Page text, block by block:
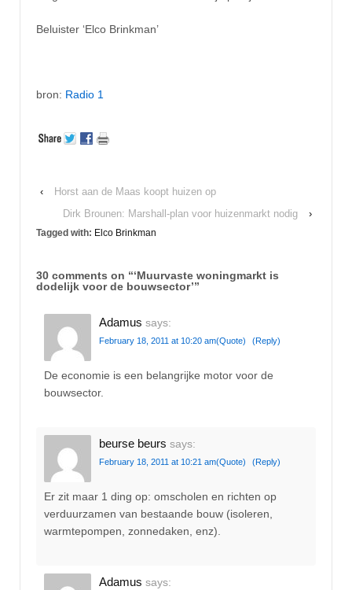
Beluister ‘Elco Brinkman’
bron: Radio 1
‹
Horst aan de Maas koopt huizen op
Dirk Brounen: Marshall-plan voor huizenmarkt nodig
›
Tagged with: Elco Brinkman
30 comments on “‘Muurvaste woningmarkt is
dodelijk voor de bouwsector’”
Adamus says:
February 18, 2011 at 10:20 am(Quote) (Reply)
De economie is een belangrijke motor voor de
bouwsector.
beurse beurs says:
February 18, 2011 at 10:21 am(Quote) (Reply)
Er zit maar 1 ding op: omscholen en richten op
verduurzamen van bestaande bouw (isoleren,
warmtepompen, zonnedaken, enz).
Adamus says: